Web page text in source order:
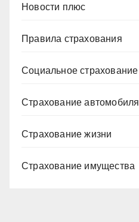
Новости плюс
Правила страхования
Социальное страхование
Страхование автомобиля
Страхование жизни
Страхование имущества